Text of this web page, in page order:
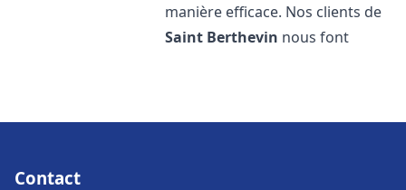
manière efficace. Nos clients de
Saint Berthevin nous font
Contact